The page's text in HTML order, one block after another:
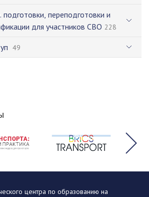
переподготовки и
для участников СВО 228
49
центра по образованию на